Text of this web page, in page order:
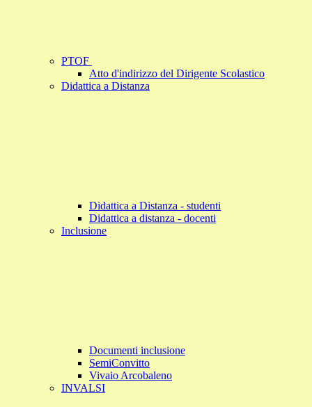
PTOF
Atto d'indirizzo del Dirigente Scolastico
Didattica a Distanza
Didattica a Distanza - studenti
Didattica a distanza - docenti
Inclusione
Documenti inclusione
SemiConvitto
Vivaio Arcobaleno
INVALSI